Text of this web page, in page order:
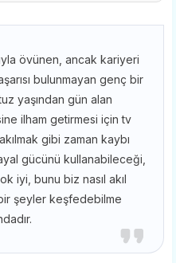
övünen, ancak kariyeri
bulunmayan genç bir
yaşından gün alan
ilham getirmesi için tv
gibi zaman kaybı
gücünü kullanabileceği,
iyi, bunu biz nasıl akıl
şeyler keşfedebilme